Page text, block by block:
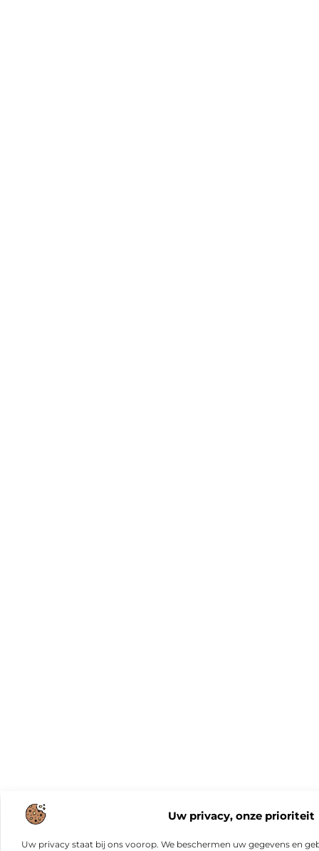
Uw privacy, onze prioriteit
Uw privacy staat bij ons voorop. We beschermen uw gegevens en